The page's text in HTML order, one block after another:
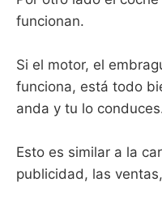
funcionan.
Si el motor, el
funciona, está todo
anda y tu lo
Esto es similar a la
publicidad, las